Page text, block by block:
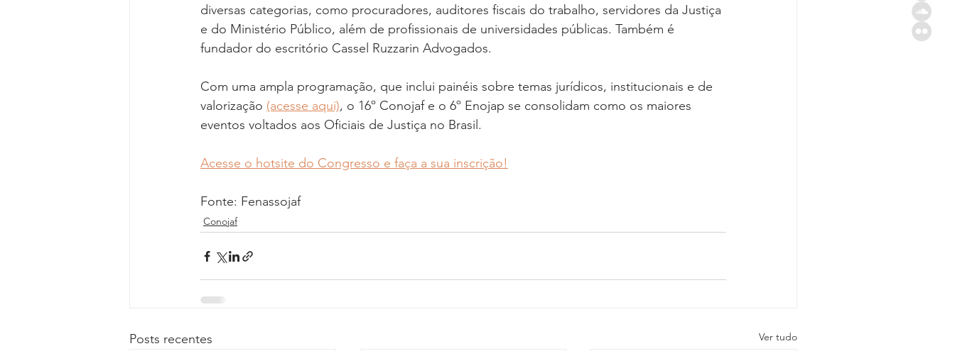
diversas categorias, como procuradores, auditores fiscais do trabalho, servidores da Justiça
e do Ministério Público, além de profissionais de universidades públicas. Também é
fundador do escritório Cassel Ruzzarin Advogados.
Com uma ampla programação, que inclui painéis sobre temas jurídicos, institucionais e de
valorização (acesse aqui), o 16º Conojaf e o 6º Enojap se consolidam como os maiores
eventos voltados aos Oficiais de Justiça no Brasil.
Acesse o hotsite do Congresso e faça a sua inscrição!
Fonte: Fenassojaf
Conojaf
Posts recentes Ver tudo